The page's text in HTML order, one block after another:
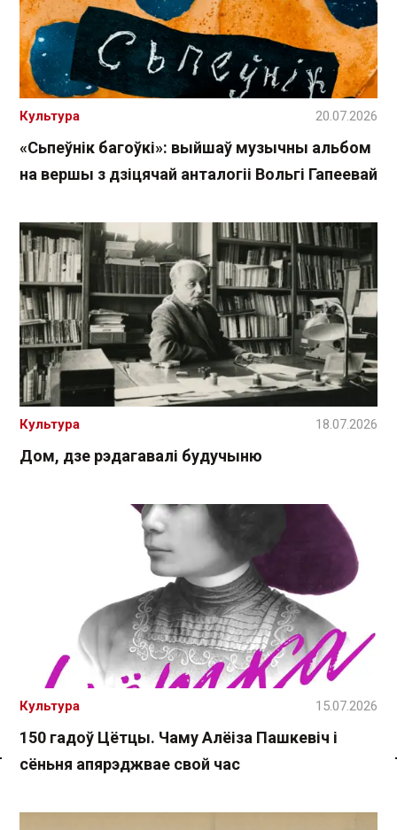
Спасылка без VPN
«Сьпеўнік багоўкі»: выйшаў музычны альбом
на вершы з дзіцячай анталогіі Вольгі Гапеевай
Культура 20.07.2026
Дом, дзе рэдагавалі будучыню
Культура 18.07.2026
150 гадоў Цётцы. Чаму Алёіза Пашкевіч і
сёньня апярэджвае свой час
Культура 15.07.2026